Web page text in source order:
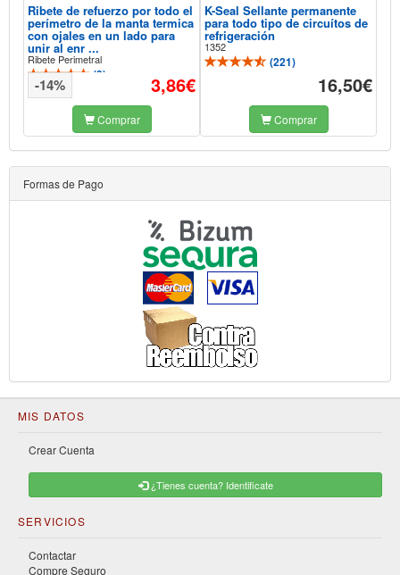
Ribete de refuerzo por todo el
perímetro de la manta termica
con ojales en un lado para
unir al enr ...
Ribete Perimetral
(3) 3,86€
-14%
Comprar
K-Seal Sellante permanente
para todo tipo de circuítos de
refrigeración
1352
(221)
16,50€
Comprar
Formas de Pago
MIS DATOS
Crear Cuenta
¿Tienes cuenta? Identificate
SERVICIOS
Contactar
Compre Seguro